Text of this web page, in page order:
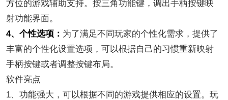
方位的游戏辅助支持。按三角功能键，调出手柄按键映
射功能界面。
4、个性选项： 为了满足不同玩家的个性化需求，提供了
丰富的个性化设置选项，可以根据自己的习惯重新映射
手柄按键或者调整按键布局。
软件亮点
1、功能强大，可以根据不同的游戏提供相应的设置。玩